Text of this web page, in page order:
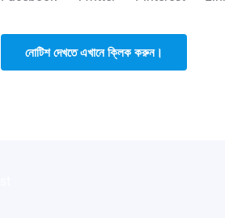
নোটিশ দেখতে এখানে ক্লিক করুন।